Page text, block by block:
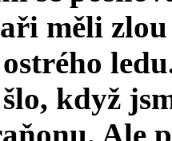
měli
když
Ale